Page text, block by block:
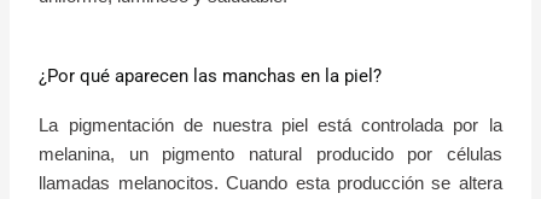
¿Por qué aparecen las manchas en la piel?
La pigmentación de nuestra piel está controlada por la
melanina, un pigmento natural producido por células
llamadas melanocitos. Cuando esta producción se altera